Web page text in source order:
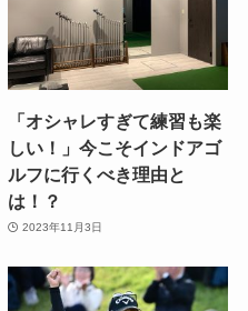
「オシャレすぎて練習も楽
しい！」今こそインドアゴ
ルフに行くべき理由と
は！？
2023年11月3日